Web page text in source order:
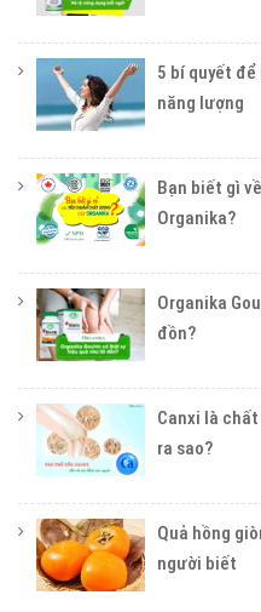
5 bí quyết
năng lượng
Bạn biết gì
Organika?
Organika
đồn?
Canxi là
ra sao?
Quả hồng
người biết